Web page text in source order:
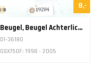
8,-
Beugel, Beugel Achterlicht
D1-36180
GSX750F: 1998 - 2005